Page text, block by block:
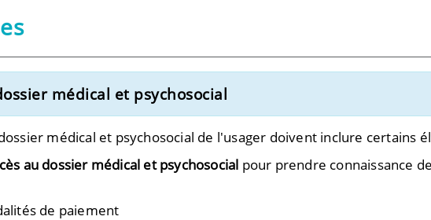
médical et psychosocial
médical et psychosocial de l'usager doivent inclure certains
au dossier médical et psychosocial pour prendre connaissance
de paiement